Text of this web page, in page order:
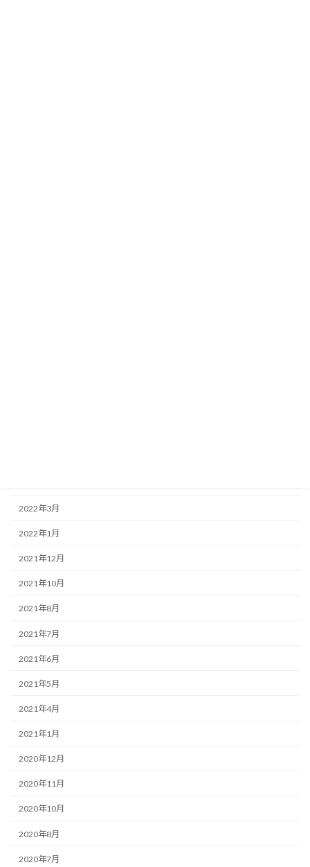
2022年3月
2022年1月
2021年12月
2021年10月
2021年8月
2021年7月
2021年6月
2021年5月
2021年4月
2021年1月
2020年12月
2020年11月
2020年10月
2020年8月
2020年7月